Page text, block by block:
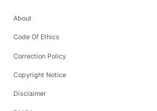
About
Code Of Ethics
Correction Policy
Copyright Notice
Disclaimer